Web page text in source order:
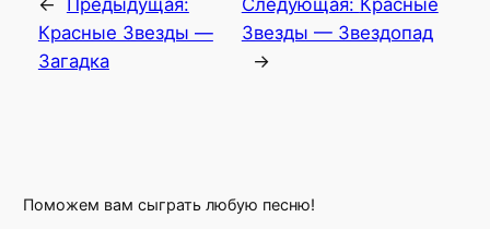
Красные Звезды —
Загадка
Звезды — Звездопад
→
Поможем вам сыграть любую песню!